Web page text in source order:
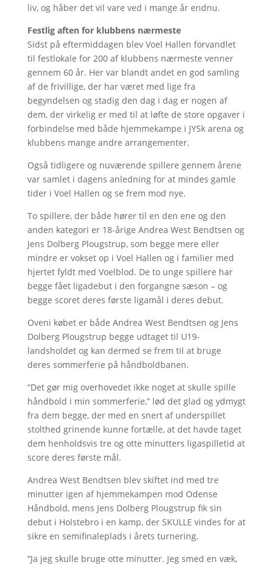
liv, og håber det vil vare ved i mange år endnu.
Festlig aften for klubbens nærmeste
Sidst på eftermiddagen blev Voel Hallen forvandlet
til festlokale for 200 af klubbens nærmeste venner
gennem 60 år. Her var blandt andet en god samling
af de frivillige, der har været med lige fra
begyndelsen og stadig den dag i dag er nogen af
dem, der virkelig er med til at løfte de store opgaver i
forbindelse med både hjemmekampe i JYSk arena og
klubbens mange andre arrangementer.
Også tidligere og nuværende spillere gennem årene
var samlet i dagens anledning for at mindes gamle
tider i Voel Hallen og se frem mod nye.
To spillere, der både hører til en den ene og den
anden kategori er 18-årige Andrea West Bendtsen og
Jens Dolberg Plougstrup, som begge mere eller
mindre er vokset op i Voel Hallen og i familier med
hjertet fyldt med Voelblod. De to unge spillere har
begge fået ligadebut i den forgangne sæson – og
begge scoret deres første ligamål i deres debut.
Oveni købet er både Andrea West Bendtsen og Jens
Dolberg Plougstrup begge udtaget til U19-
landsholdet og kan dermed se frem til at bruge
deres sommerferie på håndboldbanen.
“Det gør mig overhovedet ikke noget at skulle spille
håndbold i min sommerferie,” lød det glad og ydmygt
fra dem begge, der med en snert af underspillet
stolthed grinende kunne fortælle, at det havde taget
dem henholdsvis tre og otte minutters ligaspilletid at
score deres første mål.
Andrea West Bendtsen blev skiftet ind med tre
minutter igen af hjemmekampen mod Odense
Håndbold, mens Jens Dolberg Plougstrup fik sin
debut i Holstebro i en kamp, der SKULLE vindes for at
sikre en semifinaleplads i årets turnering.
“Ja jeg skulle bruge otte minutter. Jeg smed en væk,